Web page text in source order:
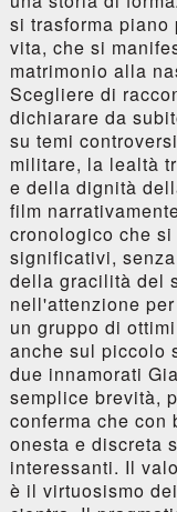
si trasforma
vita, che si
matrimonio alla
Scegliere di
dichiarare da
su temi
militare, la lealtà
e della dignità
film
cronologico che
significativi,
della gracilità del
nell'attenzione
un gruppo di
anche sul piccolo
due innamorati
semplice brevità,
conferma che con
onesta e discreta
interessanti. Il
è il virtuosismo